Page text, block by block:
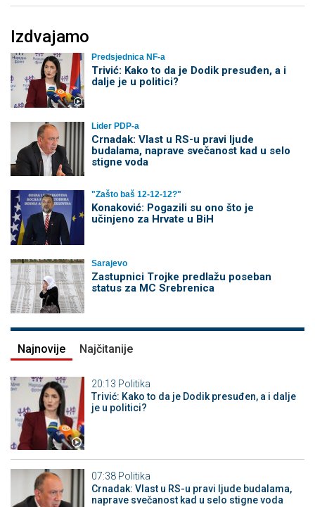
Izdvajamo
Predsjednica NF-a
Trivić: Kako to da je Dodik presuđen, a i
dalje je u politici?
Lider PDP-a
Crnadak: Vlast u RS-u pravi ljude
budalama, naprave svečanost kad u selo
stigne voda
"Zašto baš 12-12-12?"
Konaković: Pogazili su ono što je
učinjeno za Hrvate u BiH
Sarajevo
Zastupnici Trojke predlažu poseban
status za MC Srebrenica
Najnovije Najčitanije
20:13 Politika
Trivić: Kako to da je Dodik presuđen, a i dalje
je u politici?
07:38 Politika
Crnadak: Vlast u RS-u pravi ljude budalama,
naprave svečanost kad u selo stigne voda